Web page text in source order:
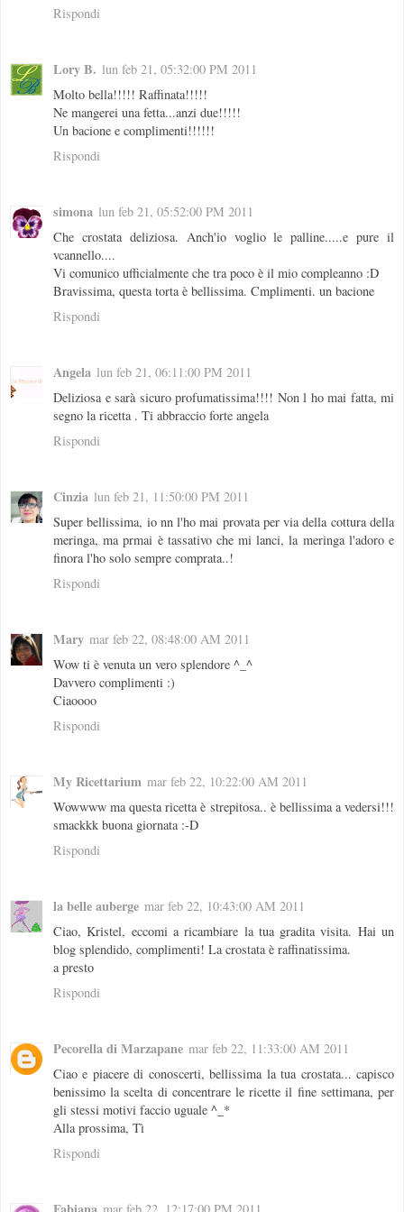
Rispondi
Lory B. lun feb 21, 05:32:00 PM 2011
Molto bella!!!!! Raffinata!!!!!
Ne mangerei una fetta...anzi due!!!!!
Un bacione e complimenti!!!!!!
Rispondi
simona lun feb 21, 05:52:00 PM 2011
Che crostata deliziosa. Anch'io voglio le palline.....e pure il
vcannello....
Vi comunico ufficialmente che tra poco è il mio compleanno :D
Bravissima, questa torta è bellissima. Cmplimenti. un bacione
Rispondi
Angela lun feb 21, 06:11:00 PM 2011
Deliziosa e sarà sicuro profumatissima!!!! Non l ho mai fatta, mi
segno la ricetta . Ti abbraccio forte angela
Rispondi
Cinzia lun feb 21, 11:50:00 PM 2011
Super bellissima, io nn l'ho mai provata per via della cottura della
meringa, ma prmai è tassativo che mi lanci, la meringa l'adoro e
finora l'ho solo sempre comprata..!
Rispondi
Mary mar feb 22, 08:48:00 AM 2011
Wow ti è venuta un vero splendore ^_^
Davvero complimenti :)
Ciaoooo
Rispondi
My Ricettarium mar feb 22, 10:22:00 AM 2011
Wowwww ma questa ricetta è strepitosa.. è bellissima a vedersi!!!
smackkk buona giornata :-D
Rispondi
la belle auberge mar feb 22, 10:43:00 AM 2011
Ciao, Kristel, eccomi a ricambiare la tua gradita visita. Hai un
blog splendido, complimenti! La crostata è raffinatissima.
a presto
Rispondi
Pecorella di Marzapane mar feb 22, 11:33:00 AM 2011
Ciao e piacere di conoscerti, bellissima la tua crostata... capisco
benissimo la scelta di concentrare le ricette il fine settimana, per
gli stessi motivi faccio uguale ^_*
Alla prossima, Tì
Rispondi